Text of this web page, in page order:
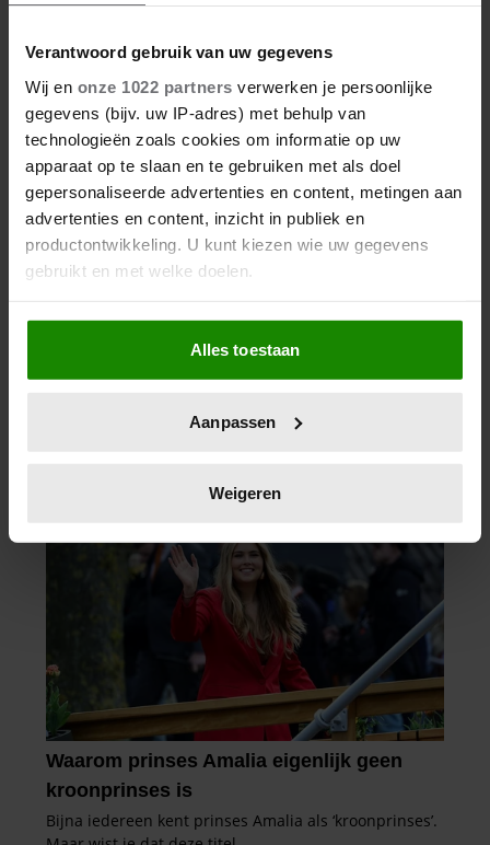
Verantwoord gebruik van uw gegevens
Wij en onze 1022 partners verwerken je persoonlijke
gegevens (bijv. uw IP-adres) met behulp van
technologieën zoals cookies om informatie op uw
apparaat op te slaan en te gebruiken met als doel
gepersonaliseerde advertenties en content, metingen aan
advertenties en content, inzicht in publiek en
productontwikkeling. U kunt kiezen wie uw gegevens
gebruikt en met welke doelen.
Als u het toestaat, willen we ook graag:
Informatie verzamelen over uw geografische
locatie, die tot een paar meter nauwkeurig kan zijn
scannen op specifieke eigenschappen (fingerprinting)
verwerkt en stel uw voorkeuren in het
intrekken in de Cookieverklaring.
We gebruiken cookies om content en advertenties te
personaliseren, om functies voor social media te bieden
en om ons websiteverkeer te analyseren. Ook delen we
informatie over uw gebruik van onze site met onze
partners voor social media, adverteren en analyse. Deze
partners kunnen deze gegevens combineren met andere
informatie die u aan ze heeft verstrekt of die ze hebben
verzameld op basis van uw gebruik van hun services. U
gaat akkoord met onze cookies als u onze website blijft
gebruiken.
Alles toestaan
Aanpassen
Weigeren
VERLOVING